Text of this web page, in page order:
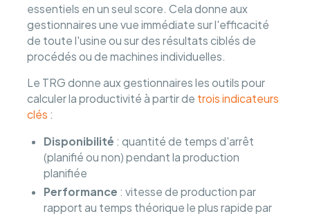
essentiels en un seul score. Cela donne aux
gestionnaires une vue immédiate sur l'efficacité
de toute l'usine ou sur des résultats ciblés de
procédés ou de machines individuelles.
Le TRG donne aux gestionnaires les outils pour
calculer la productivité à partir de trois indicateurs
clés :
Disponibilité : quantité de temps d'arrêt
(planifié ou non) pendant la production
planifiée
Performance : vitesse de production par
rapport au temps théorique le plus rapide par